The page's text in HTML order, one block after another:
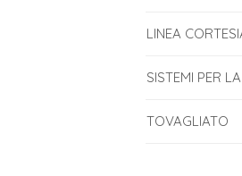
LINEA
SISTEMI PER
TOVAGLIATO